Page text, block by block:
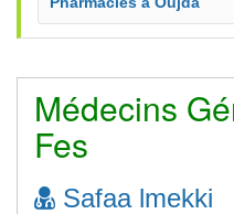
Médecins
Fes
Safaa lmekki